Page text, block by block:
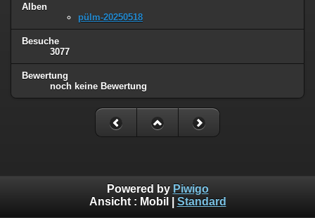
Alben
pülm-20250518
Besuche
3077
Bewertung
noch keine Bewertung
Powered by Piwigo
Ansicht : Mobil Standard